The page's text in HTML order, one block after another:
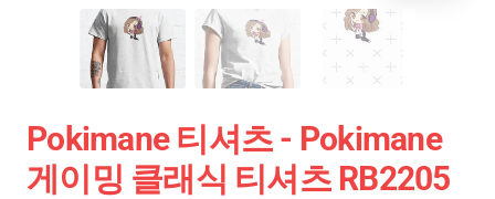
Pokimane 티셔츠 - Pokimane
게이밍 클래식 티셔츠 RB2205